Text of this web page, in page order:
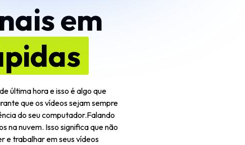
em
última hora e isso é algo que
que os vídeos sejam sempre
do seu computador.Falando
na nuvem. Isso significa que não
e trabalhar em seus vídeos